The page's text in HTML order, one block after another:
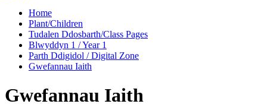
Home
Plant/Children
Tudalen Ddosbarth/Class Pages
Blwyddyn 1 / Year 1
Parth Ddigidol / Digital Zone
Gwefannau Iaith
Gwefannau Iaith